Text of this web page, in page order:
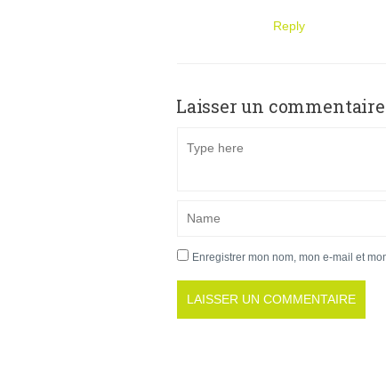
Reply
Laisser un commentaire
Enregistrer mon nom, mon e-mail et